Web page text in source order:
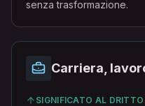
senza trasformazione.
Carriera,
SIGNIFICATO AL DRITTO